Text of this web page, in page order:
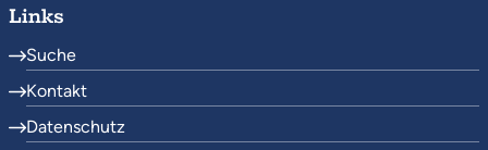
Links
Suche
Kontakt
Datenschutz